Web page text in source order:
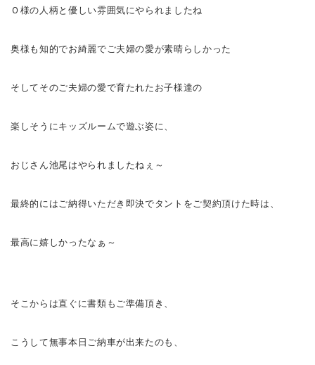
Ｏ様の人柄と優しい雰囲気にやられましたね
奥様も知的でお綺麗でご夫婦の愛が素晴らしかった
そしてそのご夫婦の愛で育たれたお子様達の
楽しそうにキッズルームで遊ぶ姿に、
おじさん池尾はやられましたねぇ～
最終的にはご納得いただき即決でタントをご契約頂けた時は、
最高に嬉しかったなぁ～
そこからは直ぐに書類もご準備頂き、
こうして無事本日ご納車が出来たのも、